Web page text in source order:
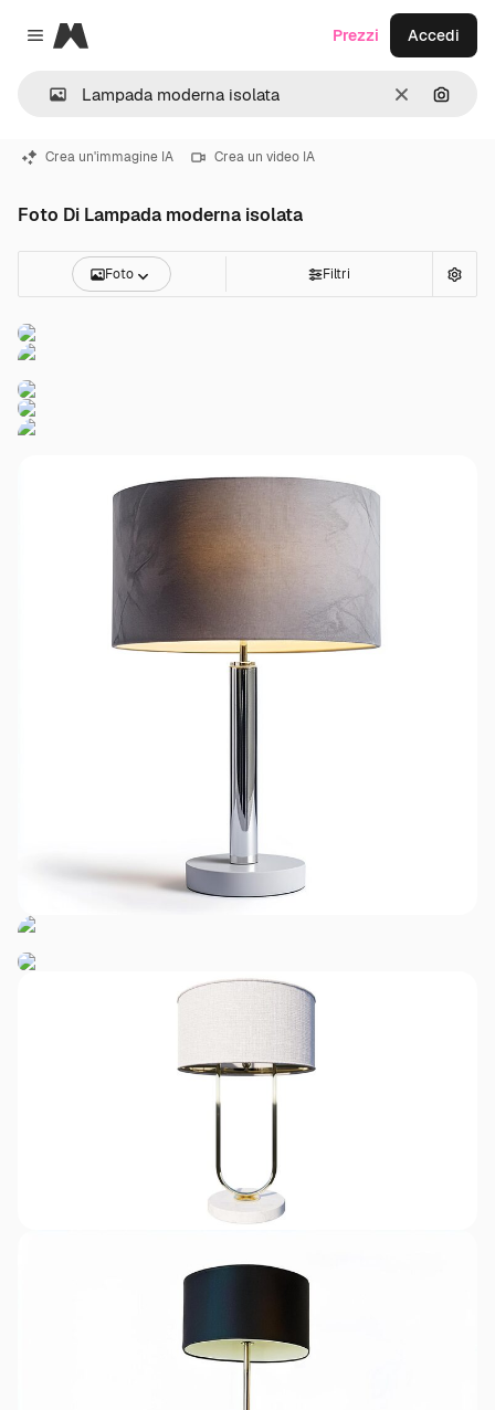
Close menu
Magnific
CancellaCerca
Prezzi Accedi
Crea un'immagine IA Crea un video IA
Foto Di Lampada moderna isolata
Foto Filtri